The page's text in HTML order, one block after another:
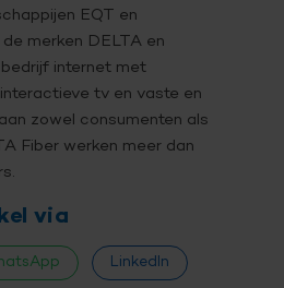
via
LinkedIn
EQT en
merken DELTA en
internet met
tv en vaste en
zowel consumenten als
Fiber werken meer dan